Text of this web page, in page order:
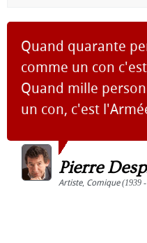
Quand quarante
comme un con
Quand mille
un con, c'est
Pierre
Artiste, Comique(1939